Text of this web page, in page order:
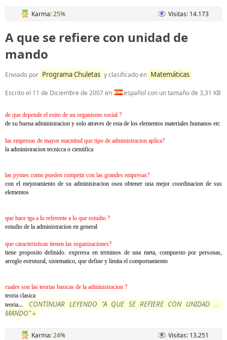
Karma:25% Visitas: 14.173
A que se refiere con unidad de
mando
Enviado por Programa Chuletas y clasificado en Matemáticas
Escrito el 11 de Diciembre de 2007en español con un tamaño de 3,31 KB
de que depende el exito de un organismo social ?
de su buena administracion y solo atraves de esta de los elementos materiales humanos etc
las empresas de mayor macnitud que tipo de administracion aplica?
la administracion tecnicca o cientifica
las pymes como pueden competir con las grandes empresas?
con el mejoramiento de su administracion osea obtener una mejor coordinacion de sus
elementos
que hace tga a lo referente a lo que estudio ?
estudio de la administracion en general
que caracteristicas tienen las organizaciones?
tiene proposito definido. exprresa en terminos de una meta, compuesto por personas,
arreglo estrutural, sistematico, que define y limita el comportamiento
cuales son las teorias basicas de la administracion ?
teoria clasica
teoria...
CONTINUAR LEYENDO "A QUE SE REFIERE CON UNIDAD DE
MANDO" »
Karma:24% Visitas: 13.251